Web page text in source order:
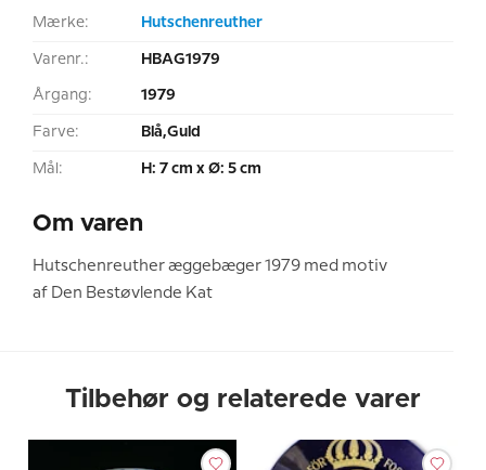
Mærke: Hutschenreuther
Varenr.: HBAG1979
Årgang: 1979
Farve: Blå,Guld
Mål: H: 7 cm x Ø: 5 cm
Om varen
Hutschenreuther æggebæger 1979 med motiv
af Den Bestøvlende Kat
Tilbehør og relaterede varer